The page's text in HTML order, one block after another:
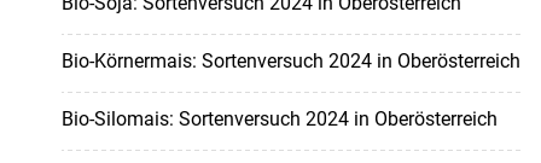
Bio-Körnermais: Sortenversuch 2024 in Oberösterreich
Bio-Silomais: Sortenversuch 2024 in Oberösterreich